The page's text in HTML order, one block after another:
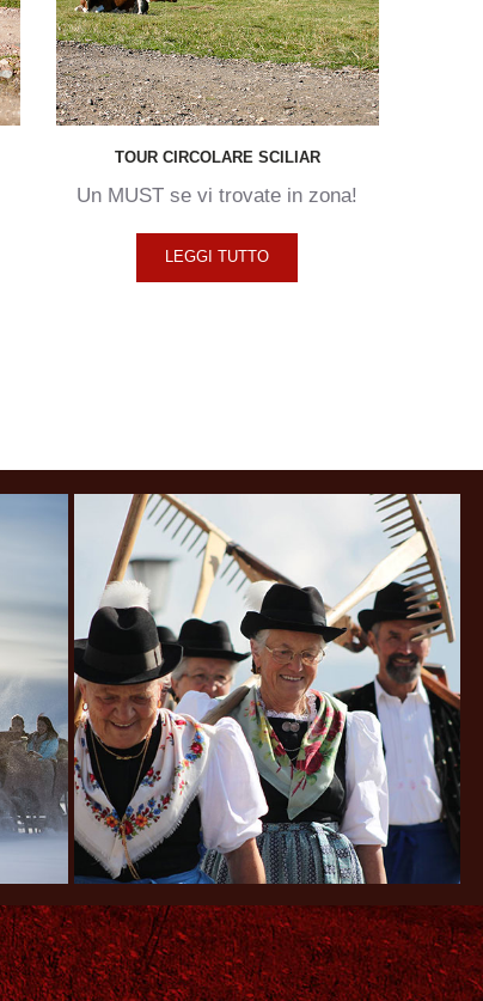
TOUR CIRCOLARE SCILIAR
Un MUST se vi trovate in zona!
LEGGI TUTTO